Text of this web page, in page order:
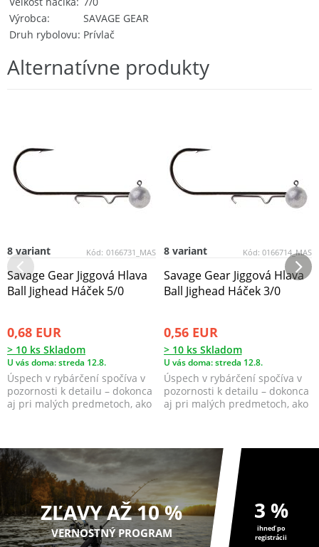
Výrobca
SAVAGE GEAR
Druh rybolovu Prívlač
Alternatívne produkty
Kód: 0166731_MAS
8 variant
Savage Gear Jiggová Hlava
Ball Jighead Háček 5/0
0,68 EUR
> 10 ks Skladom
U vás doma: streda 12.8.
Úspech v rybárčení spočíva v
pozornosti k detailu – dokonca
aj pri malých predmetoch, ako
Kód: 0166714_MAS
8 variant
Savage Gear Jiggová Hlava
Ball Jighead Háček 3/0
0,56 EUR
> 10 ks Skladom
U vás doma: streda 12.8.
Úspech v rybárčení spočíva v
pozornosti k detailu – dokonca
aj pri malých predmetoch, ako
ZĽAVY AŽ 10 %
VERNOSTNÝ PROGRAM
3 %
ihneď po
registrácii